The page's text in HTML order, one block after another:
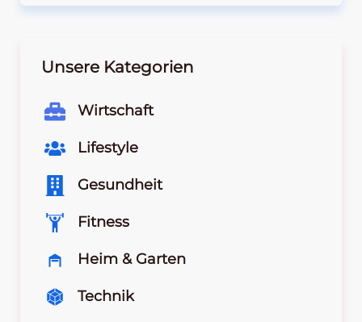
Unsere Kategorien
Wirtschaft
Lifestyle
Gesundheit
Fitness
Heim & Garten
Technik